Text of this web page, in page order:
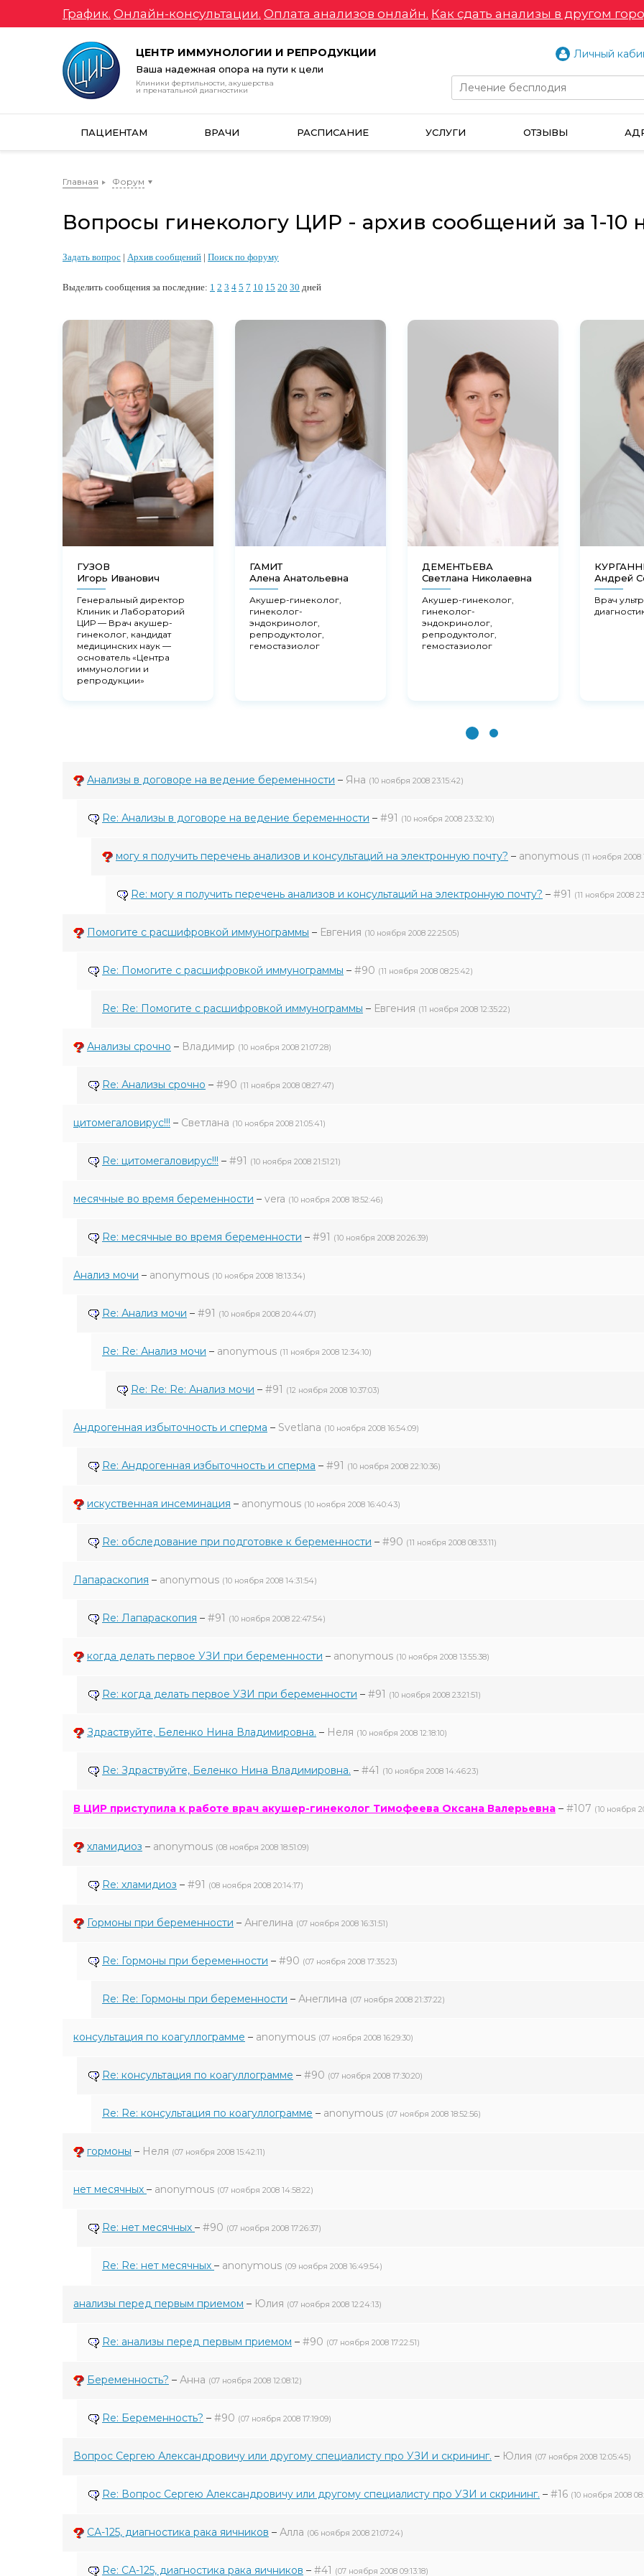
График. Онлайн-консультации. Оплата анализов онлайн. Как сдать анализы в другом
ЦЕНТР ИММУНОЛОГИИ И РЕПРОДУКЦИИ
Ваша надежная опора на пути к цели
Клиники фертильности, акушерства
и пренатальной диагностики
Личный
ПАЦИЕНТАМ ВРАЧИ РАСПИСАНИЕ УСЛУГИ ОТЗЫВЫ
Главная Форум
Вопросы гинекологу ЦИР - архив сообщений за 1-10
Задать вопрос | Архив сообщений | Поиск по форуму
Выделить сообщения за последние: 1 2 3 4 5 7 10 15 20 30 дней
ГУЗОВ
Игорь Иванович
Генеральный директор
Клиник и Лабораторий
ЦИР — Врач акушер-
гинеколог, кандидат
медицинских наук —
основатель «Центра
иммунологии и
репродукции»
ГАМИТ
Алена Анатольевна
Акушер-гинеколог,
гинеколог-
эндокринолог,
репродуктолог,
гемостазиолог
ДЕМЕНТЬЕВА
Светлана Николаевна
Акушер-гинеколог,
гинеколог-
эндокринолог,
репродуктолог,
гемостазиолог
Андрей
Врач
Анализы в договоре на ведение беременности – Яна (10 ноября 2008 23:15:42)
Re: Анализы в договоре на ведение беременности – #91 (10 ноября 2008 23:32:10)
могу я получить перечень анализов и консультаций на электронную почту? – anonymous (11 ноября 2008
Re: могу я получить перечень анализов и консультаций на электронную почту? – #91 (11 ноября 2008
Помогите с расшифровкой иммунограммы – Евгения (10 ноября 2008 22:25:05)
Re: Помогите с расшифровкой иммунограммы – #90 (11 ноября 2008 08:25:42)
Re: Re: Помогите с расшифровкой иммунограммы – Евгения (11 ноября 2008 12:35:22)
Анализы срочно – Владимир (10 ноября 2008 21:07:28)
Re: Анализы срочно – #90 (11 ноября 2008 08:27:47)
цитомегаловирус!!! – Светлана (10 ноября 2008 21:05:41)
Re: цитомегаловирус!!! – #91 (10 ноября 2008 21:51:21)
месячные во время беременности – vera (10 ноября 2008 18:52:46)
Re: месячные во время беременности – #91 (10 ноября 2008 20:26:39)
Анализ мочи – anonymous (10 ноября 2008 18:13:34)
Re: Анализ мочи – #91 (10 ноября 2008 20:44:07)
Re: Re: Анализ мочи – anonymous (11 ноября 2008 12:34:10)
Re: Re: Re: Анализ мочи – #91 (12 ноября 2008 10:37:03)
Андрогенная избыточность и сперма – Svetlana (10 ноября 2008 16:54:09)
Re: Андрогенная избыточность и сперма – #91 (10 ноября 2008 22:10:36)
искуственная инсеминация – anonymous (10 ноября 2008 16:40:43)
Re: обследование при подготовке к беременности – #90 (11 ноября 2008 08:33:11)
Лапараскопия – anonymous (10 ноября 2008 14:31:54)
Re: Лапараскопия – #91 (10 ноября 2008 22:47:54)
когда делать первое УЗИ при беременности – anonymous (10 ноября 2008 13:55:38)
Re: когда делать первое УЗИ при беременности – #91 (10 ноября 2008 23:21:51)
Здраствуйте, Беленко Нина Владимировна. – Неля (10 ноября 2008 12:18:10)
Re: Здраствуйте, Беленко Нина Владимировна. – #41 (10 ноября 2008 14:46:23)
В ЦИР приступила к работе врач акушер-гинеколог Тимофеева Оксана Валерьевна – #107 (10 ноября
хламидиоз – anonymous (08 ноября 2008 18:51:09)
Re: хламидиоз – #91 (08 ноября 2008 20:14:17)
Гормоны при беременности – Ангелина (07 ноября 2008 16:31:51)
Re: Гормоны при беременности – #90 (07 ноября 2008 17:35:23)
Re: Re: Гормоны при беременности – Анеглина (07 ноября 2008 21:37:22)
консультация по коагуллограмме – anonymous (07 ноября 2008 16:29:30)
Re: консультация по коагуллограмме – #90 (07 ноября 2008 17:30:20)
Re: Re: консультация по коагуллограмме – anonymous (07 ноября 2008 18:52:56)
гормоны – Неля (07 ноября 2008 15:42:11)
нет месячных – anonymous (07 ноября 2008 14:58:22)
Re: нет месячных – #90 (07 ноября 2008 17:26:37)
Re: Re: нет месячных – anonymous (09 ноября 2008 16:49:54)
анализы перед первым приемом – Юлия (07 ноября 2008 12:24:13)
Re: анализы перед первым приемом – #90 (07 ноября 2008 17:22:51)
Беременность? – Анна (07 ноября 2008 12:08:12)
Re: Беременность? – #90 (07 ноября 2008 17:19:09)
Вопрос Сергею Александровичу или другому специалисту про УЗИ и скрининг. – Юлия (07 ноября 2008 12:05:45)
Re: Вопрос Сергею Александровичу или другому специалисту про УЗИ и скрининг. – #16 (10 ноября 2008
СА-125, диагностика рака яичников – Алла (06 ноября 2008 21:07:24)
Re: СА-125, диагностика рака яичников – #41 (07 ноября 2008 09:13:18)